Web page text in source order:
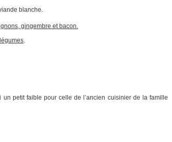
blanche.
gingembre et bacon.
.
petit faible pour celle de l’ancien cuisinier de la famille